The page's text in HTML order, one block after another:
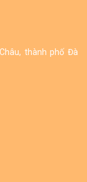
thành phố Đà